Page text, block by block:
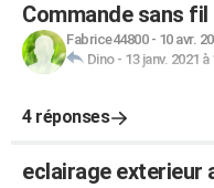
Commande sans fil
Fabrice44800- 10 avr.
Dino- 13 janv. 2021 à
4 réponses
eclairage exterieur